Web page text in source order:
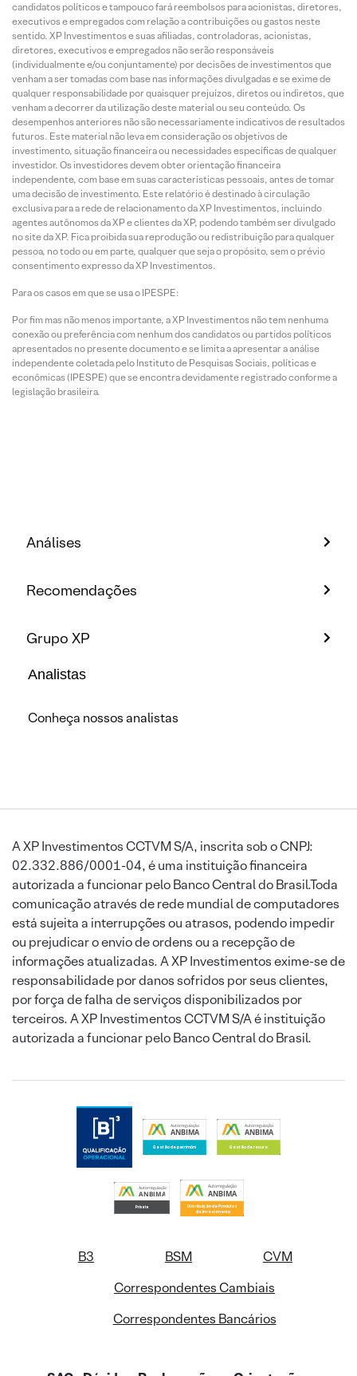
candidatos políticos e tampouco fará reembolsos para acionistas, diretores,
executivos e empregados com relação a contribuições ou gastos neste
sentido. XP Investimentos e suas afiliadas, controladoras, acionistas,
diretores, executivos e empregados não serão responsáveis
(individualmente e/ou conjuntamente) por decisões de investimentos que
venham a ser tomadas com base nas informações divulgadas e se exime de
qualquer responsabilidade por quaisquer prejuízos, diretos ou indiretos, que
venham a decorrer da utilização deste material ou seu conteúdo. Os
desempenhos anteriores não são necessariamente indicativos de resultados
futuros. Este material não leva em consideração os objetivos de
investimento, situação financeira ou necessidades específicas de qualquer
investidor. Os investidores devem obter orientação financeira
independente, com base em suas características pessoais, antes de tomar
uma decisão de investimento. Este relatório é destinado à circulação
exclusiva para a rede de relacionamento da XP Investimentos, incluindo
agentes autônomos da XP e clientes da XP, podendo também ser divulgado
no site da XP. Fica proibida sua reprodução ou redistribuição para qualquer
pessoa, no todo ou em parte, qualquer que seja o propósito, sem o prévio
consentimento expresso da XP Investimentos.
Para os casos em que se usa o IPESPE:
Por fim mas não menos importante, a XP Investimentos não tem nenhuma
conexão ou preferência com nenhum dos candidatos ou partidos políticos
apresentados no presente documento e se limita a apresentar a análise
independente coletada pelo Instituto de Pesquisas Sociais, políticas e
econômicas (IPESPE) que se encontra devidamente registrado conforme a
legislação brasileira.
Análises
Recomendações
Grupo XP
Analistas
Conheça nossos analistas
A XP Investimentos CCTVM S/A, inscrita sob o CNPJ:
02.332.886/0001-04, é uma instituição financeira
autorizada a funcionar pelo Banco Central do Brasil.Toda
comunicação através de rede mundial de computadores
está sujeita a interrupções ou atrasos, podendo impedir
ou prejudicar o envio de ordens ou a recepção de
informações atualizadas. A XP Investimentos exime-se de
responsabilidade por danos sofridos por seus clientes,
por força de falha de serviços disponibilizados por
terceiros. A XP Investimentos CCTVM S/A é instituição
autorizada a funcionar pelo Banco Central do Brasil.
B3 BSM
CVM
Correspondentes Cambiais
Correspondentes Bancários